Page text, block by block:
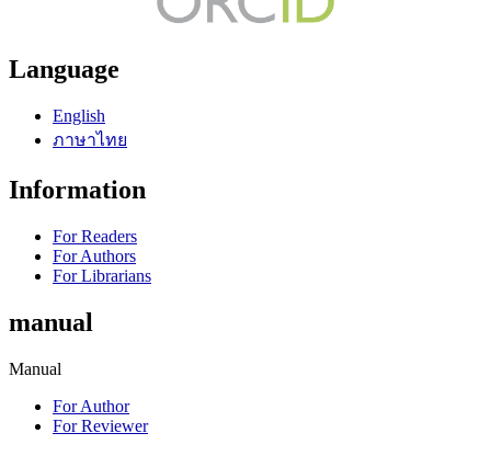
Language
English
ภาษาไทย
Information
For Readers
For Authors
For Librarians
manual
Manual
For Author
For Reviewer